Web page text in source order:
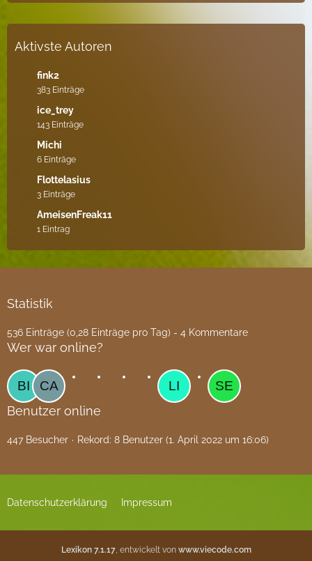
Aktivste Autoren
fink2
383 Einträge
ice_trey
143 Einträge
Michi
6 Einträge
Flottelasius
3 Einträge
AmeisenFreak11
1 Eintrag
Statistik
536 Einträge (0,28 Einträge pro Tag) - 4 Kommentare
Wer war online?
Benutzer online
447 Besucher Rekord: 8 Benutzer (1. April 2022 um 16:06)
Datenschutzerklärung Impressum
Lexikon 7.1.17, entwickelt von www.viecode.com